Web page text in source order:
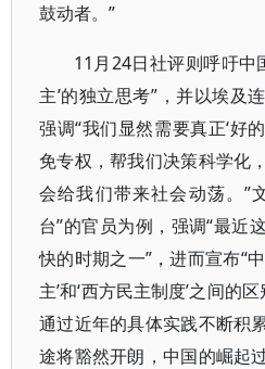
鼓动者。”
11月24日社评则呼吁中
主’的独立思考”，并以埃及
强调“我们显然需要真正‘好
免专权，帮我们决策科学化
会给我们带来社会动荡。”
台”的官员为例，强调“最近
快的时期之一”，进而宣布“
主’和‘西方民主制度’之间的
通过近年的具体实践不断积
途将豁然开朗，中国的崛起